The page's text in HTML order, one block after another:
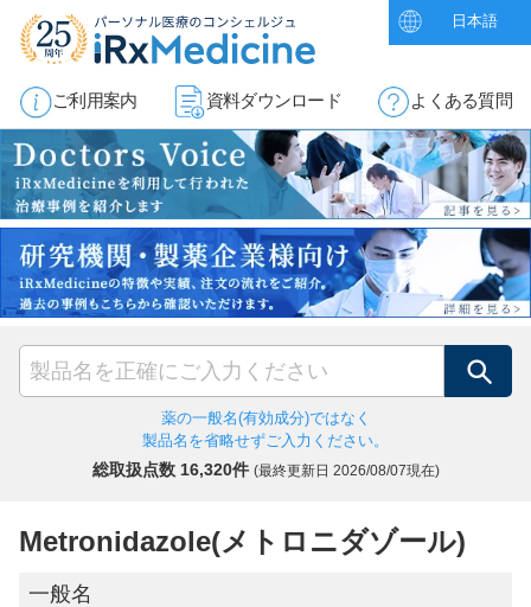
日本語
ご利用案内 資料ダウンロード よくある質問
検索
薬の一般名(有効成分)ではなく
製品名を省略せずご入力ください。
総取扱点数 16,320件 (最終更新日 2026/08/07現在)
Metronidazole(メトロニダゾール)
一般名